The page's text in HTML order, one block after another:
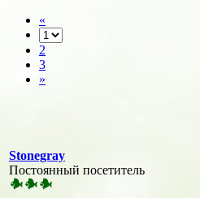
«
2
3
»
Stonegray
Постоянный посетитель